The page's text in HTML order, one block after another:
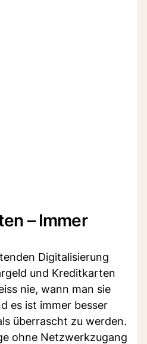
– Immer
Digitalisierung
und Kreditkarten
nie, wann man sie
es ist immer besser
überrascht zu werden.
ohne Netzwerkzugang